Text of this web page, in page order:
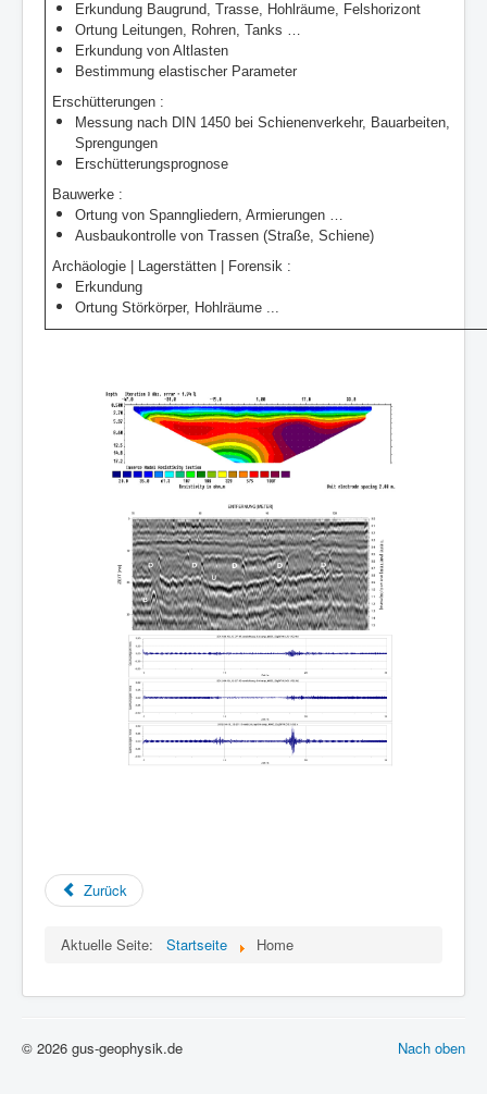
Erkundung Baugrund, Trasse, Hohlräume, Felshorizont
Ortung Leitungen, Rohren, Tanks …
Erkundung von Altlasten
Bestimmung elastischer Parameter
Erschütterungen :
Messung nach DIN 1450 bei Schienenverkehr, Bauarbeiten,
Sprengungen
Erschütterungsprognose
Bauwerke :
Ortung von Spanngliedern, Armierungen …
Ausbaukontrolle von Trassen (Straße, Schiene)
Archäologie | Lagerstätten | Forensik :
Erkundung
Ortung Störkörper, Hohlräume ...
Zurück
Aktuelle Seite: Startseite Home
Nach oben
© 2026 gus-geophysik.de